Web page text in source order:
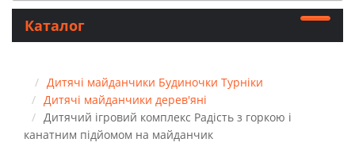
Каталог
Дитячі майданчики Будиночки Турніки
Дитячі майданчики дерев'яні
Дитячий ігровий комплекс Радість з горкою і
канатним підйомом на майданчик